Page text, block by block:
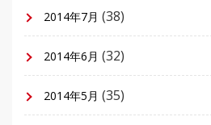
2014年7月 (38)
2014年6月 (32)
2014年5月 (35)